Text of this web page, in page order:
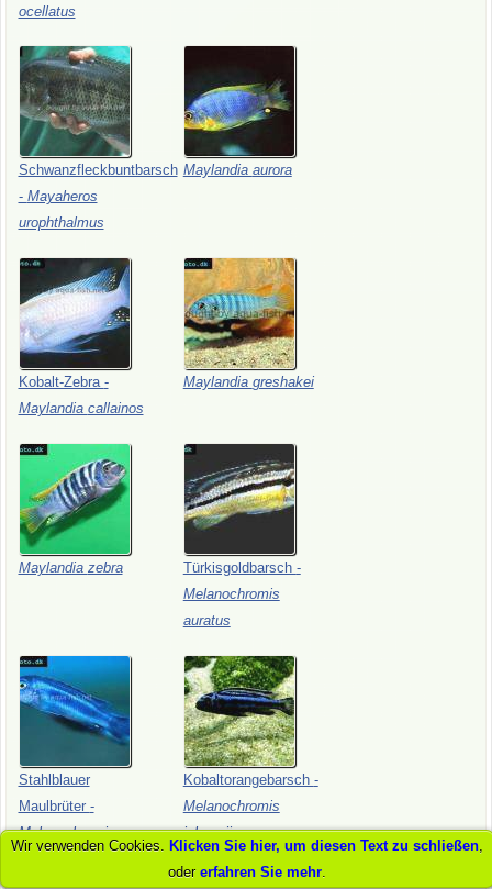
ocellatus
Schwanzfleckbuntbarsch
- Mayaheros
urophthalmus
Maylandia aurora
Kobalt-Zebra -
Maylandia callainos
Maylandia greshakei
Maylandia zebra Türkisgoldbarsch -
Melanochromis
auratus
Stahlblauer
Maulbrüter -
Melanochromis
Kobaltorangebarsch -
Melanochromis
johannii
Wir verwenden Cookies. Klicken Sie hier, um diesen Text zu schließen
oder erfahren Sie mehr